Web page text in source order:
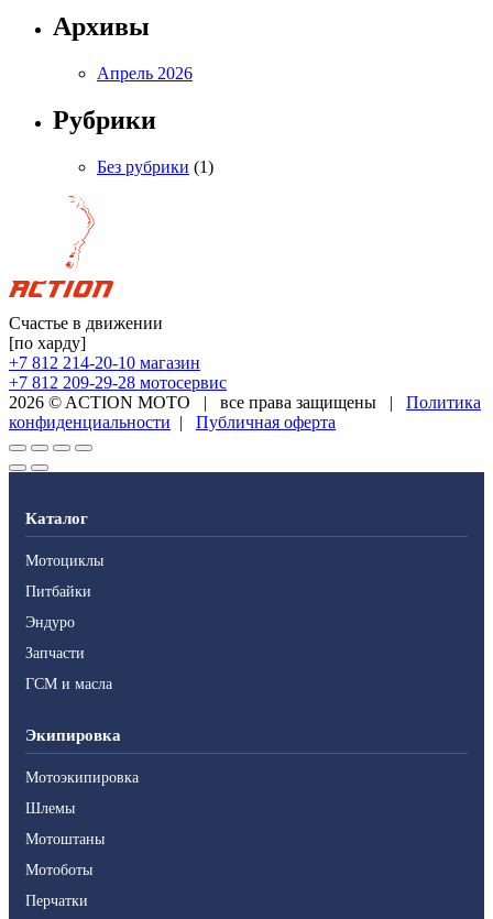
Архивы
Апрель 2026
Рубрики
Без рубрики (1)
Счастье в движении
[по харду]
+7 812 214-20-10 магазин
+7 812 209-29-28 мотосервис
2026 © ACTION MOTO | все права защищены |
Политика
конфиденциальности | Публичная оферта
Каталог
Мотоциклы
Питбайки
Эндуро
Запчасти
ГСМ и масла
Экипировка
Мотоэкипировка
Шлемы
Мотоштаны
Мотоботы
Перчатки